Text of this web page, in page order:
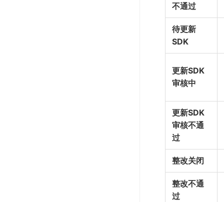
不通过
待更新
SDK
更新SDK
审核中
更新SDK
审核不通
过
整改关闭
整改不通
过